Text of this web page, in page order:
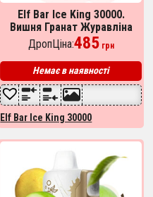
Elf Bar Ice King 30000.
Вишня Гранат Журавліна
(Cherry Pomegranate
Cranberry)
ДропЦіна:485грн
Немає в наявності
Elf Bar Ice King 30000